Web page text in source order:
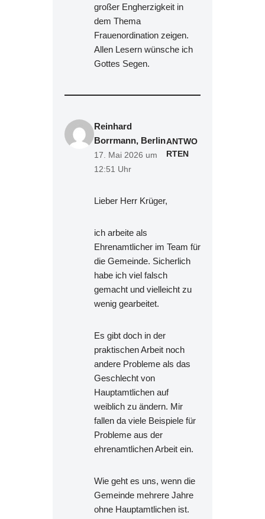
großer Engherzigkeit in
dem Thema
Frauenordination zeigen.
Allen Lesern wünsche ich
Gottes Segen.
Reinhard
Borrmann, Berlin
17. Mai 2026 um
12:51 Uhr
ANTWO
RTEN
Lieber Herr Krüger,
ich arbeite als
Ehrenamtlicher im Team für
die Gemeinde. Sicherlich
habe ich viel falsch
gemacht und vielleicht zu
wenig gearbeitet.
Es gibt doch in der
praktischen Arbeit noch
andere Probleme als das
Geschlecht von
Hauptamtlichen auf
weiblich zu ändern. Mir
fallen da viele Beispiele für
Probleme aus der
ehrenamtlichen Arbeit ein.
Wie geht es uns, wenn die
Gemeinde mehrere Jahre
ohne Hauptamtlichen ist.